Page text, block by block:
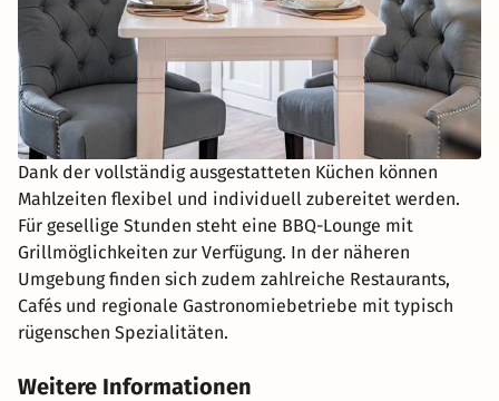
Dank der vollständig ausgestatteten Küchen können
Mahlzeiten flexibel und individuell zubereitet werden.
Für gesellige Stunden steht eine BBQ-Lounge mit
Grillmöglichkeiten zur Verfügung. In der näheren
Umgebung finden sich zudem zahlreiche Restaurants,
Cafés und regionale Gastronomiebetriebe mit typisch
rügenschen Spezialitäten.
Weitere Informationen